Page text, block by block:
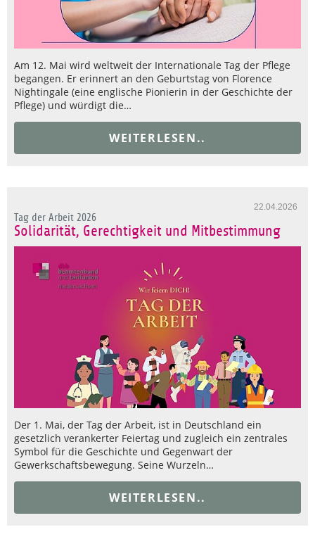
Am 12. Mai wird weltweit der Internationale Tag der Pflege
begangen. Er erinnert an den Geburtstag von Florence
Nightingale (eine englische Pionierin in der Geschichte der
Pflege) und würdigt die…
WEITERLESEN..
22.04.2026
Tag der Arbeit 2026
Solidarität, Gerechtigkeit und Mitbestimmung
Der 1. Mai, der Tag der Arbeit, ist in Deutschland ein
gesetzlich verankerter Feiertag und zugleich ein zentrales
Symbol für die Geschichte und Gegenwart der
Gewerkschaftsbewegung. Seine Wurzeln…
WEITERLESEN..